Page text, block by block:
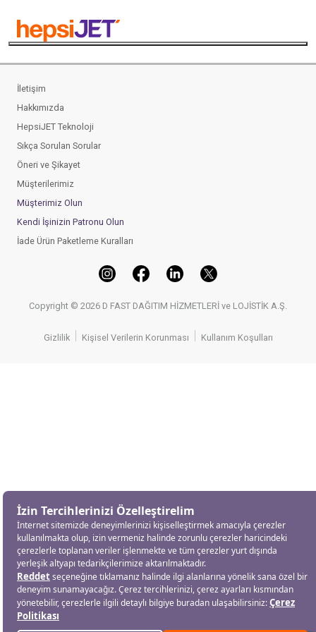
İletişim
Hakkımızda
HepsiJET Teknoloji
Sıkça Sorulan Sorular
Öneri ve Şikayet
Müşterilerimiz
Müşterimiz Olun
Kendi İşinizin Patronu Olun
İade Ürün Paketleme Kuralları
Copyright © 2026 D FAST DAĞITIM HİZMETLERİ ve LOJİSTİK A.Ş.
Gizlilik Kişisel Verilerin Korunması Kullanım Koşulları